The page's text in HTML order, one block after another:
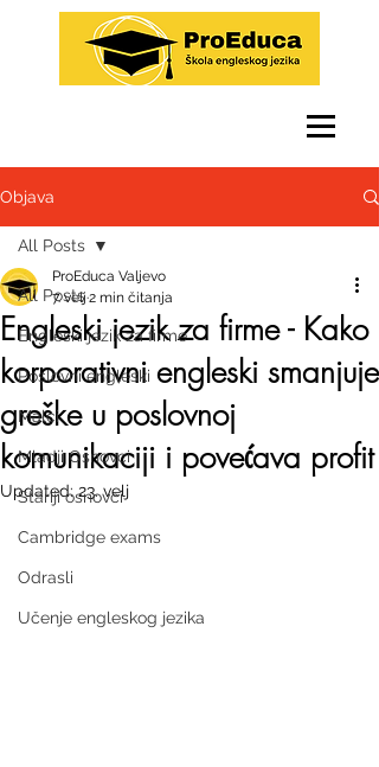
Objava
All Posts
Engleski jezik za firme
Poslovni engleski
Malci
Mladji Osnovci
Stariji osnovci
Cambridge exams
Odrasli
Učenje engleskog jezika
All Posts
Engleski jezik za firme - Kako
korporativni engleski smanjuje
greške u poslovnoj
komunikaciji i povećava profit
ProEduca Valjevo
7. velj 2 min čitanja
Updated:23. velj